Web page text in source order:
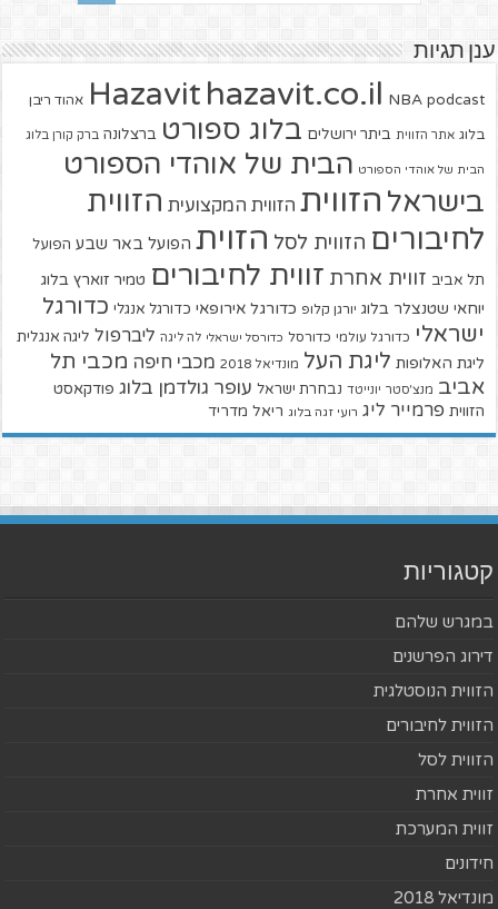
ענן תגיות
Hazavit hazavit.co.il NBA podcast אהוד ריבן
בלוג אתר הזווית ביתר ירושלים בלוג ספורט ברצלונה ברק קורן בלוג
הבית של אוהדי הספורט הבית של אוהדי הספורט
בישראל הזווית הזווית המקצועית הזווית
לחיבורים הזווית לסל הזוית הפועל באר שבע הפועל
תל אביב זווית אחרת זווית לחיבורים טמיר זוארץ בלוג
יוחאי שטנצלר בלוג יורגן קלופ כדורגל אירופאי כדורגל אנגלי כדורגל
ישראלי כדורגל עולמי כדורסל כדורסל ישראלי לה ליגה ליברפול ליגה אנגלית
ליגת האלופות ליגת העל מונדיאל 2018 מכבי חיפה מכבי תל
אביב מנצ'סטר יונייטד נבחרת ישראל עופר גולדמן בלוג פודקאסט
הזווית פרמייר ליג רועי זגה בלוג ריאל מדריד
קטגוריות
במגרש שלהם
דירוג הפרשנים
הזווית הנוסטלגית
הזווית לחיבורים
הזווית לסל
זווית אחרת
זווית המערכת
חידונים
מונדיאל 2018